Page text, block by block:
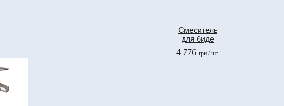
Смеситель
для биде
Ramon Soler
GAUDI
4 776 грн / шт.